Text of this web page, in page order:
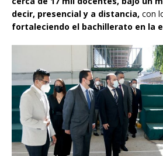
decir, presencial y a distancia, con
fortaleciendo el bachillerato en la